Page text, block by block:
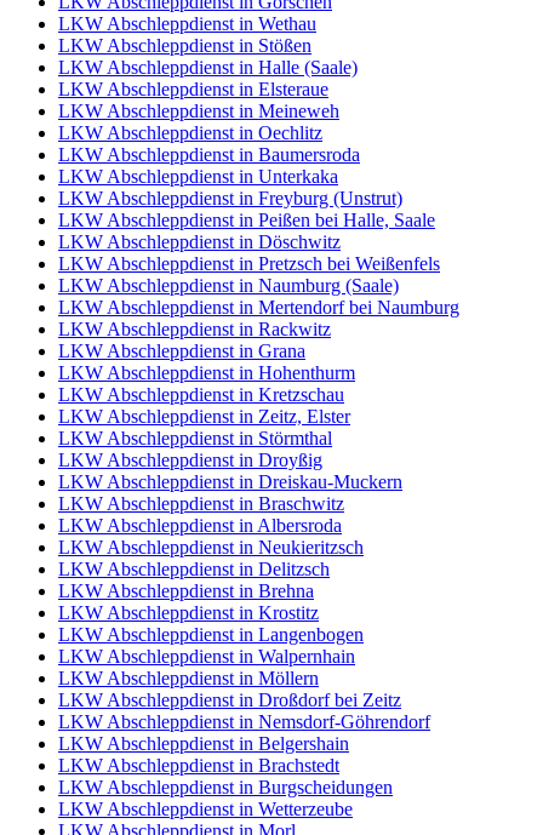
LKW Abschleppdienst in Wethau
LKW Abschleppdienst in Stößen
LKW Abschleppdienst in Halle (Saale)
LKW Abschleppdienst in Elsteraue
LKW Abschleppdienst in Meineweh
LKW Abschleppdienst in Oechlitz
LKW Abschleppdienst in Baumersroda
LKW Abschleppdienst in Unterkaka
LKW Abschleppdienst in Freyburg (Unstrut)
LKW Abschleppdienst in Peißen bei Halle, Saale
LKW Abschleppdienst in Döschwitz
LKW Abschleppdienst in Pretzsch bei Weißenfels
LKW Abschleppdienst in Naumburg (Saale)
LKW Abschleppdienst in Mertendorf bei Naumburg
LKW Abschleppdienst in Rackwitz
LKW Abschleppdienst in Grana
LKW Abschleppdienst in Hohenthurm
LKW Abschleppdienst in Kretzschau
LKW Abschleppdienst in Zeitz, Elster
LKW Abschleppdienst in Störmthal
LKW Abschleppdienst in Droyßig
LKW Abschleppdienst in Dreiskau-Muckern
LKW Abschleppdienst in Braschwitz
LKW Abschleppdienst in Albersroda
LKW Abschleppdienst in Neukieritzsch
LKW Abschleppdienst in Delitzsch
LKW Abschleppdienst in Brehna
LKW Abschleppdienst in Krostitz
LKW Abschleppdienst in Langenbogen
LKW Abschleppdienst in Walpernhain
LKW Abschleppdienst in Möllern
LKW Abschleppdienst in Droßdorf bei Zeitz
LKW Abschleppdienst in Nemsdorf-Göhrendorf
LKW Abschleppdienst in Belgershain
LKW Abschleppdienst in Brachstedt
LKW Abschleppdienst in Burgscheidungen
LKW Abschleppdienst in Wetterzeube